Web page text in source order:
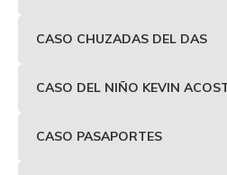
CASO CHUZADAS DEL DAS
CASO DEL NIÑO KEVIN
CASO PASAPORTES